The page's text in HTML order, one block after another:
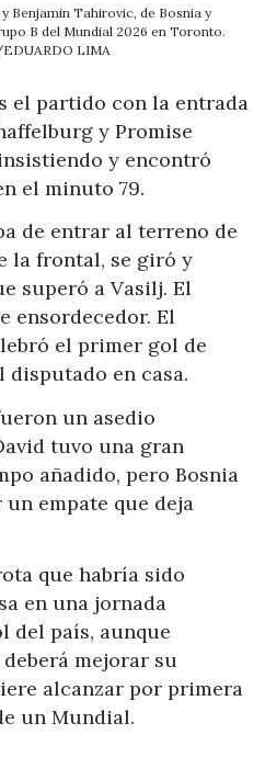
Benjamin Tahirovic, de Bosnia y
B del Mundial 2026 en Toronto.
LIMA
el partido con la entrada
y Promise
y encontró
el minuto 79.
de entrar al terreno de
la frontal, se giró y
superó a Vasilj. El
ensordecedor. El
el primer gol de
disputado en casa.
un asedio
tuvo una gran
añadido, pero Bosnia
empate que deja
que habría sido
en una jornada
del país, aunque
mejorar su
alcanzar por primera
un Mundial.